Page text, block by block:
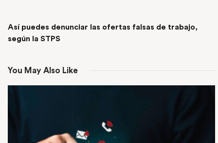
Así puedes denunciar las ofertas falsas de trabajo,
según la STPS
You May Also Like